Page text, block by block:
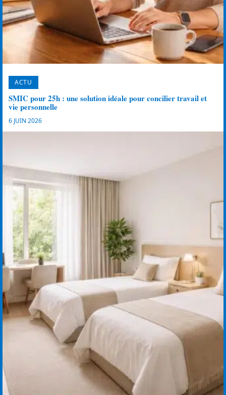
ACTU
SMIC pour 25h : une solution idéale pour concilier travail et
vie personnelle
6 JUIN 2026